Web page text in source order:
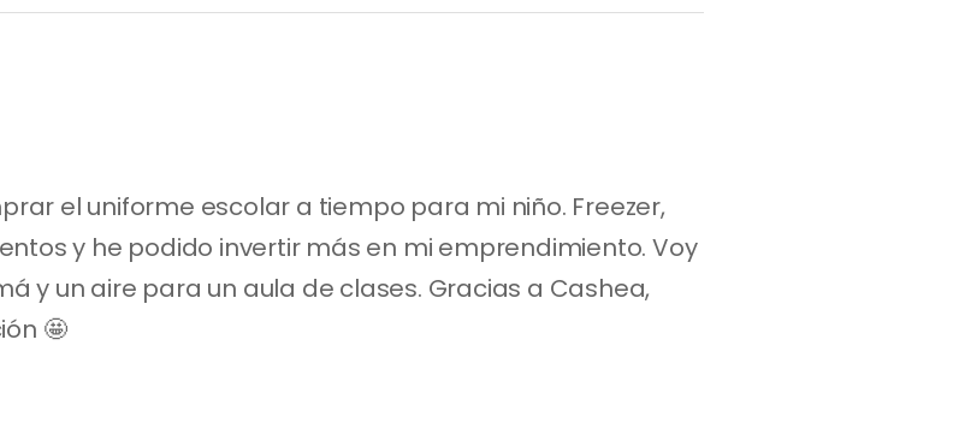
el uniforme escolar a tiempo para mi niño. Freezer,
y he podido invertir más en mi emprendimiento. Voy
y un aire para un aula de clases. Gracias a Cashea,
🤩